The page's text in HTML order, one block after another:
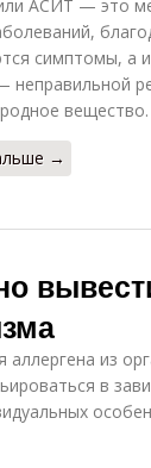
АСИТ — это
симптомы, а
неправильной
вещество.
→
аллергена из
в